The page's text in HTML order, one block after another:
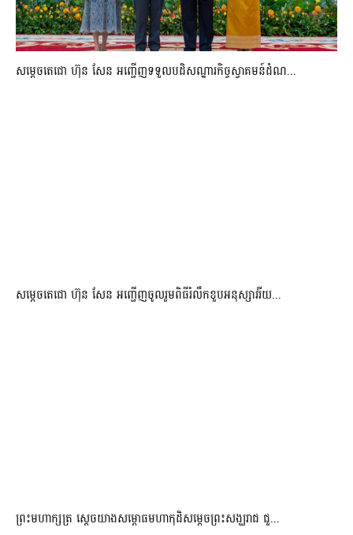
សម្តេចតេជោ ហ៊ុន សែន អញ្ជើញទទួលបដិសណ្ឋារកិច្ចស្វាគមន៍ដំណ...
សម្តេចតេជោ ហ៊ុន សែន អញ្ជើញចូលរួមពិធីរំលឹកខួបអនុស្សាវរីយ...
ព្រះមហាក្សត្រ ស្តេចយាងសម្ពោធមហាកុដិសម្តេចព្រះសង្ឃរាជ ជួ...